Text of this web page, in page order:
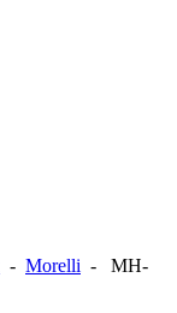
- Morelli - MH-